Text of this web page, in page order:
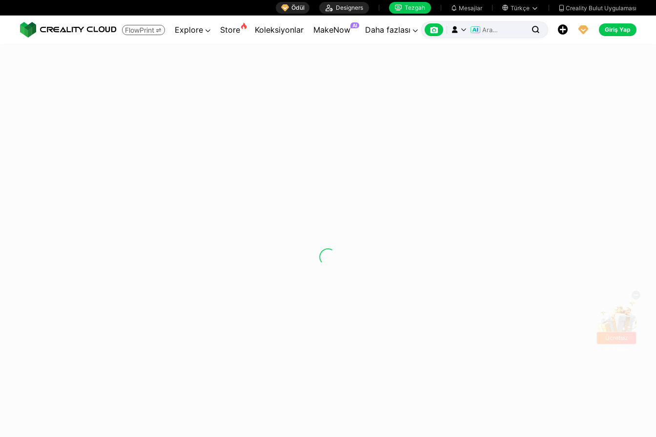
 Ödül  Designers  Tezgah  Mesajlar  Türkçe   Creality Bulut Uygulaması
FlowPrint  Explore  Store Koleksiyonlar MakeNow AI Daha fazlası        Giriş Yap
Ücretsiz